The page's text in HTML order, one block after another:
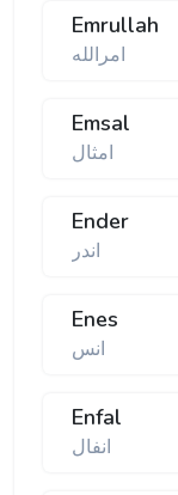
Emrullah
امرالله
Emsal
امثال
Ender
اندر
Enes
انس
Enfal
انفال